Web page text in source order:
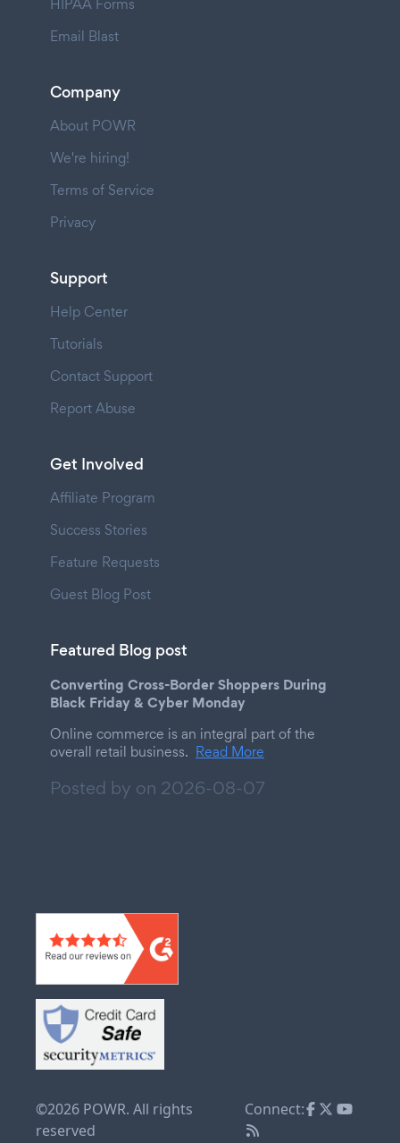
HIPAA Forms
Email Blast
Company
About POWR
We're hiring!
Terms of Service
Privacy
Support
Help Center
Tutorials
Contact Support
Report Abuse
Get Involved
Affiliate Program
Success Stories
Feature Requests
Guest Blog Post
Featured Blog post
Converting Cross-Border Shoppers During
Black Friday & Cyber Monday
Online commerce is an integral part of the
overall retail business. Read More
Posted by on 2026-08-07
©2026 POWR. All rights
reserved
Connect: